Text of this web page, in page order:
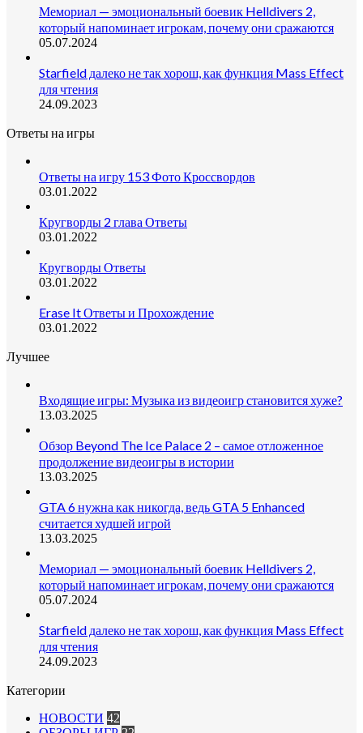
Мемориал — эмоциональный боевик Helldivers 2,
который напоминает игрокам, почему они сражаются
05.07.2024
Starfield далеко не так хорош, как функция Mass Effect
для чтения
24.09.2023
Ответы на игры
Ответы на игру 153 Фото Кроссвордов
03.01.2022
Кругворды 2 глава Ответы
03.01.2022
Кругворды Ответы
03.01.2022
Erase It Ответы и Прохождение
03.01.2022
Лучшее
Входящие игры: Музыка из видеоигр становится хуже?
13.03.2025
Обзор Beyond The Ice Palace 2 – самое отложенное
продолжение видеоигры в истории
13.03.2025
GTA 6 нужна как никогда, ведь GTA 5 Enhanced
считается худшей игрой
13.03.2025
Мемориал — эмоциональный боевик Helldivers 2,
который напоминает игрокам, почему они сражаются
05.07.2024
Starfield далеко не так хорош, как функция Mass Effect
для чтения
24.09.2023
Категории
НОВОСТИ 42